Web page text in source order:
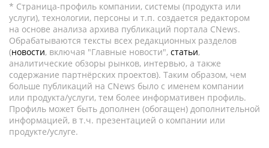
* Страница-профиль компании, системы (продукта или
услуги), технологии, персоны и т.п. создается редактором
на основе анализа архива публикаций портала CNews.
Обрабатываются тексты всех редакционных разделов
(новости, включая "Главные новости", статьи,
аналитические обзоры рынков, интервью, а также
содержание партнёрских проектов). Таким образом, чем
больше публикаций на CNews было с именем компании
или продукта/услуги, тем более информативен профиль.
Профиль может быть дополнен (обогащен) дополнительной
информацией, в т.ч. презентацией о компании или
продукте/услуге.